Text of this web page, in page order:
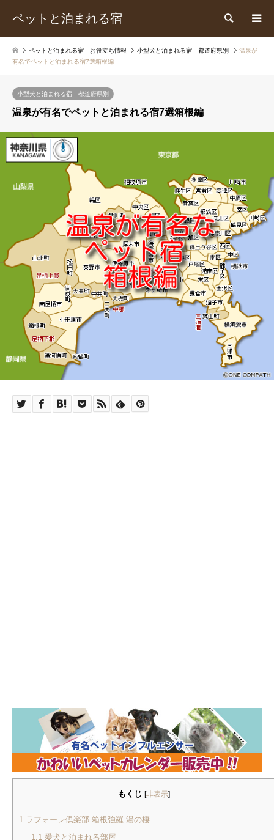
ペットと泊まれる宿 検索
ペットと泊まれる宿 お役立ち情報 小型犬と泊まれる宿 都道府県別
温泉が
有名でペットと泊まれる宿7選箱根編
小型犬と泊まれる宿 都道府県別
温泉が有名でペットと泊まれる宿7選箱根編
もくじ [非表示]
1 ラフォーレ倶楽部 箱根強羅 湯の棲
1.1 愛犬と泊まれる部屋